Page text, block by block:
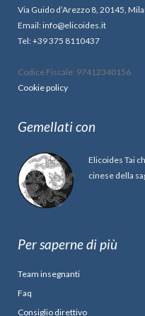
Via Guido d’Arezzo 8, 20145,
Email: info@elicoides.it
Tel: +39 375 8110437
Codice Fiscale: 97412340156
Cookie policy
Gemellati con
Elicoides Tai
cinese della
Per saperne di più
Team insegnanti
Faq
Consiglio direttivo